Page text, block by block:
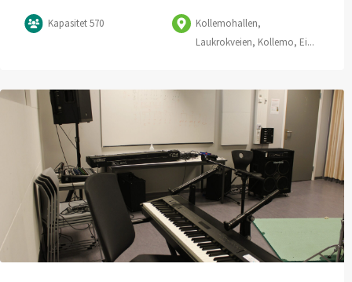
Kapasitet 570
Kollemohallen,
Laukrokveien, Kollemo, Ei...